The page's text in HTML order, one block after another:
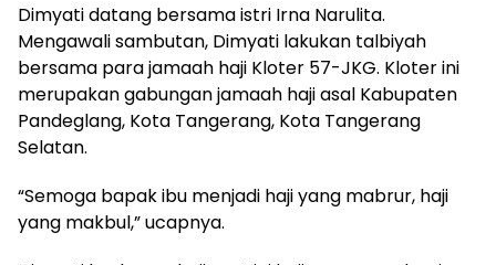
Dimyati datang bersama istri Irna Narulita.
Mengawali sambutan, Dimyati lakukan talbiyah
bersama para jamaah haji Kloter 57-JKG. Kloter ini
merupakan gabungan jamaah haji asal Kabupaten
Pandeglang, Kota Tangerang, Kota Tangerang
Selatan.
“Semoga bapak ibu menjadi haji yang mabrur, haji
yang makbul,” ucapnya.